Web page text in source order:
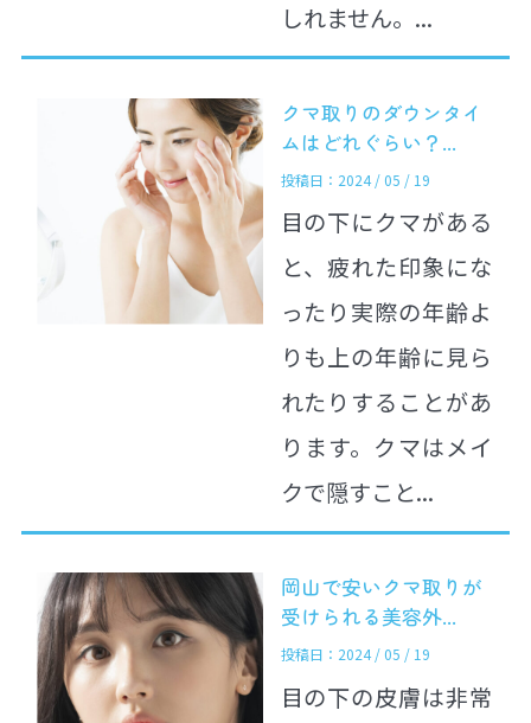
しれません。...
クマ取りのダウンタイ
ムはどれぐらい？...
投稿日：2024 / 05 / 19
目の下にクマがある
と、疲れた印象にな
ったり実際の年齢よ
りも上の年齢に見ら
れたりすることがあ
ります。クマはメイ
クで隠すこと...
岡山で安いクマ取りが
受けられる美容外...
投稿日：2024 / 05 / 19
目の下の皮膚は非常